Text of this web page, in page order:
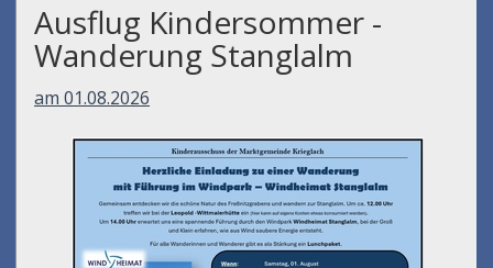
Ausflug Kindersommer -
Wanderung Stanglalm
am 01.08.2026